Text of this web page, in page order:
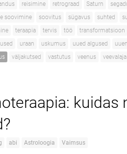
reisimine retrograad Saturn
soovimine soovitus sügavus suhted
teraapia tervis töö transformatsioon
uraan uskumus uued algused
väljakutsed vastutus veenus veevalaja
kuidas
abi Astroloogia Vaimsus